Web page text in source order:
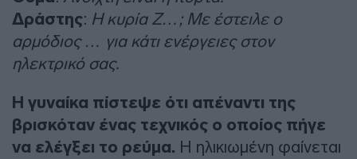
Δράστης: Η κυρία Ζ…; Με έστειλε ο
αρμόδιος … για κάτι ενέργειες στον
ηλεκτρικό σας.
Η γυναίκα πίστεψε ότι απέναντι της
βρισκόταν ένας τεχνικός ο οποίος πήγε
να ελέγξει το ρεύμα. Η ηλικιωμένη φαίνεται